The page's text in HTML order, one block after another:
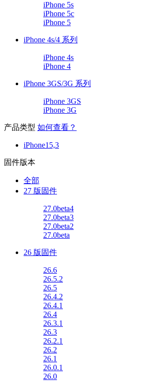
iPhone 5s
iPhone 5c
iPhone 5
iPhone 4s/4 系列
iPhone 4s
iPhone 4
iPhone 3GS/3G 系列
iPhone 3GS
iPhone 3G
产品类型 如何查看？
iPhone15,3
固件版本
全部
27 版固件
27.0beta4
27.0beta3
27.0beta2
27.0beta
26 版固件
26.6
26.5.2
26.5
26.4.2
26.4.1
26.4
26.3.1
26.3
26.2.1
26.2
26.1
26.0.1
26.0